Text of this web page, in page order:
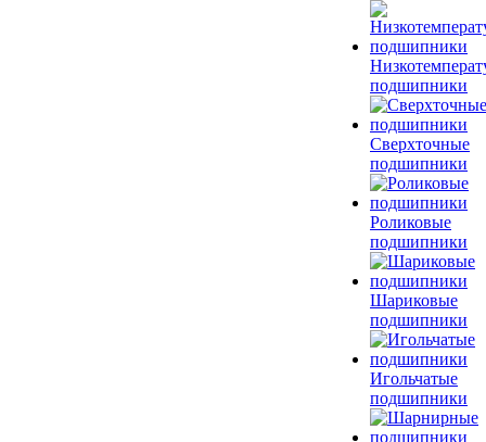
подшипники
Сверхточные
подшипники
Роликовые
подшипники
Шариковые
подшипники
Игольчатые
подшипники